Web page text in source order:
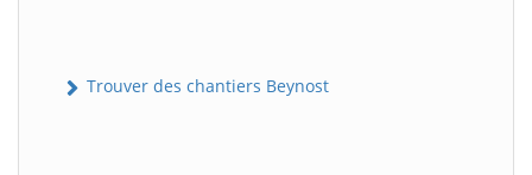
Trouver des chantiers Beynost